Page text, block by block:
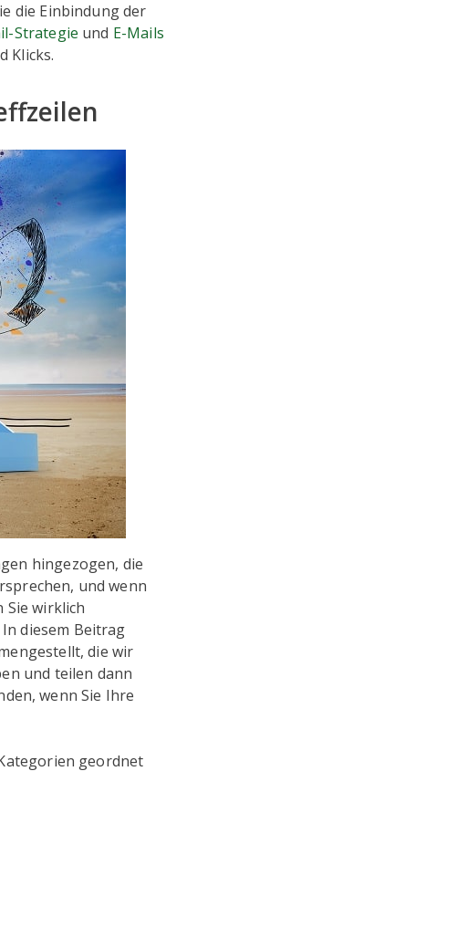
die Einbindung der
Strategie und E-Mails
Klicks.
hingezogen, die
und wenn
Sie wirklich
diesem Beitrag
die wir
und teilen dann
wenn Sie Ihre
geordnet